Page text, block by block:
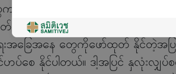
န်းမာရေး စစ်ဆေးမှု (general
တ် စတဲ့ အဆင့်အမျိုးမျိုးကို တိုင်းတာဖို့ သွ
ေးအခြေအနေ တွေကိုဖော်ထုတ် နိုင်တဲ့အပ
စေ နိုင်ပါတယ်။ ဒါ့အပြင် နှလုံးလျှပ်